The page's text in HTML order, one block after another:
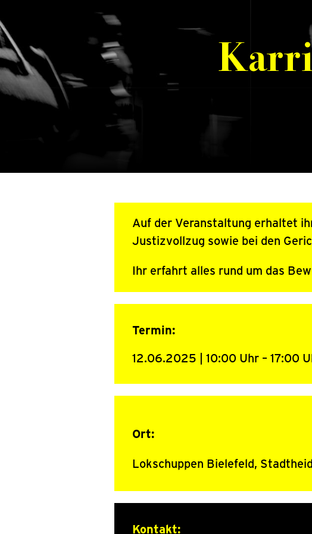
Auf der Veranstaltung erhaltet
Justizvollzug sowie bei den
Ihr erfahrt alles rund um das
Termin:
12.06.2025 | 10:00 Uhr – 17:00
Ort:
Lokschuppen Bielefeld,
Kontakt: